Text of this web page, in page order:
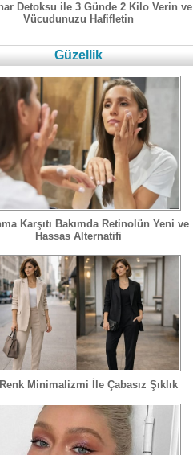
Detoksu ile 3 Günde 2 Kilo Verin ve
Vücudunuzu Hafifletin
Güzellik
Karşıtı Bakımda Retinolün Yeni ve
Hassas Alternatifi
Minimalizmi İle Çabasız Şıklık